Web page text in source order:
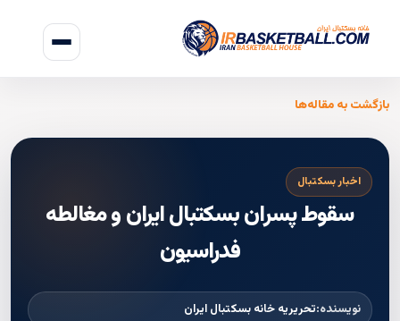
بازگشت به مقاله‌ها
اخبار بسکتبال
سقوط پسران بسکتبال ایران و مغالطه
فدراسیون
نویسنده:تحریریه خانه بسکتبال ایران